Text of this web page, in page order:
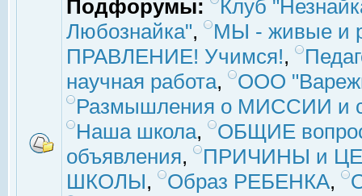
Подфорумы:
Клуб
Любознайка",
МЫ - живые и
ПРАВЛЕНИЕ! Учимся!,
научная работа,
ООО
Размышления о МИССИИ и
Наша школа,
ОБЩИЕ
объявления,
ПРИЧИНЫ и
ШКОЛЫ, Образ РЕБЕНКА,